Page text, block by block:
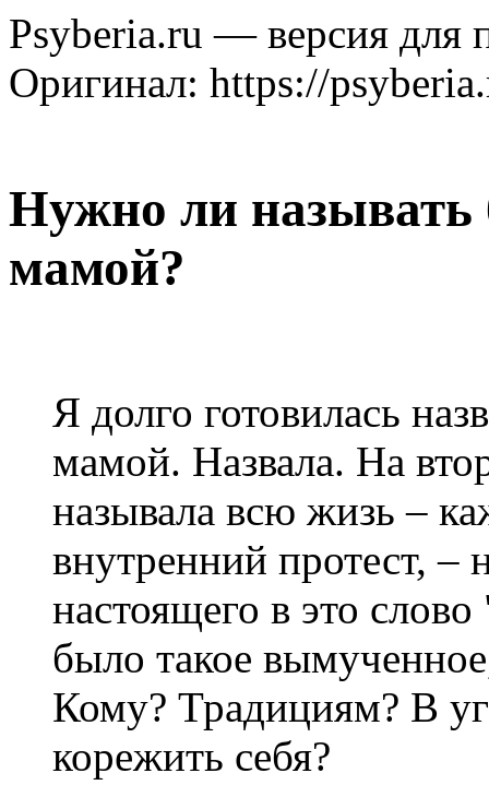
Psyberia.ru — версия для
Оригинал: https://
Нужно ли называть
мамой?
Я долго готовилась
мамой. Назвала. На
называла всю жизь –
внутренний протест, –
настоящего в это
было такое
Кому? Традициям? В
корежить себя?